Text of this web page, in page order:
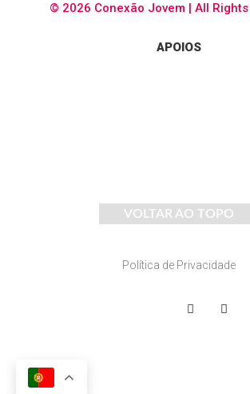
© 2026 Conexão Jovem | All
APOIOS
VOLTAR AO TOPO
Política de Privacidade